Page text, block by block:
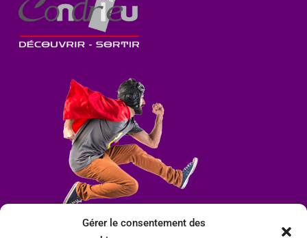
Gérer le consentement des